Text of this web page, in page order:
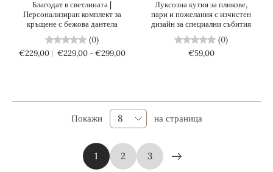
Благодат в светлината |
Персонализиран комплект за
кръщене с бежова дантела
(0)
€229,00 €229,00 - €299,00
Луксозна кутия за пликове,
пари и пожелания с изчистен
дизайн за специални събития
(0)
€59,00
1 2 3
Покажи на страница